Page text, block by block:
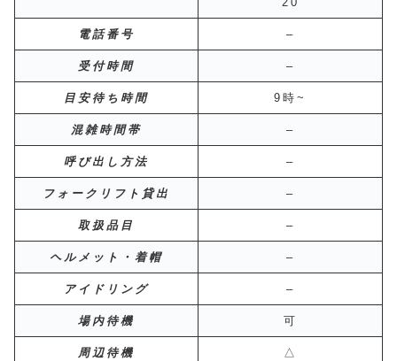
電話番号 –
受付時間 –
目安待ち時間 9時~
混雑時間帯 –
呼び出し方法 –
フォークリフト貸出 –
取扱品目 –
ヘルメット・着帽 –
アイドリング –
場内待機 可
周辺待機 △